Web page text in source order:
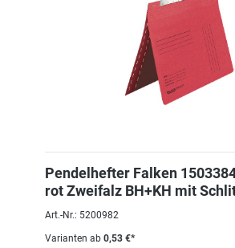
Pendelhefter Falken
rot Zweifalz BH+KH mit
Art.-Nr.: 5200982
Varianten ab 0,53 €*